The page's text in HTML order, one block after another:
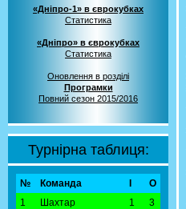
«Дніпро-1» в єврокубках
Статистика
«Дніпро» в єврокубках
Статистика
Оновлення в розділі
Програмки
Повний сезон 2015/2016
Турнірна таблиця:
№ Команда
О
1
Шахтар 1
3